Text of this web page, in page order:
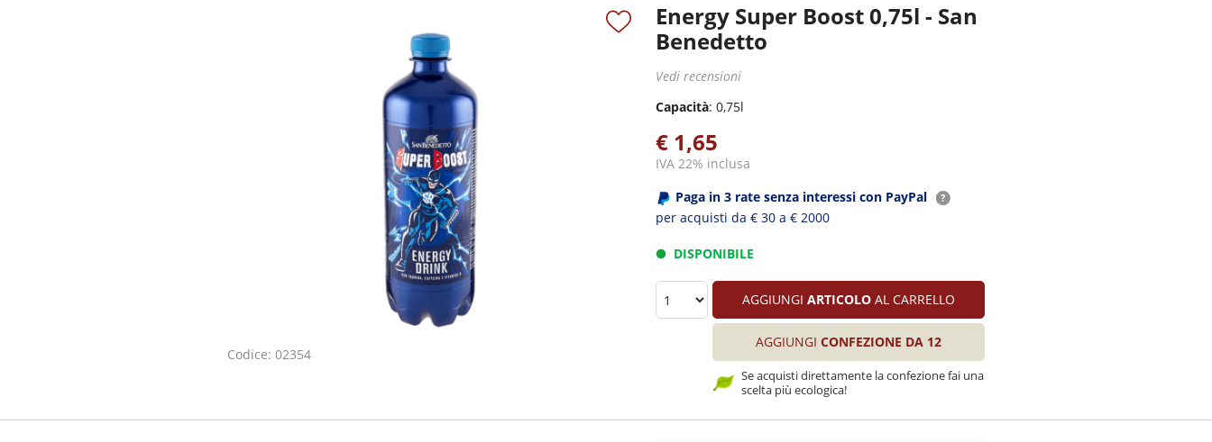
Codice: 02354
Energy Super Boost 0,75l - San
Benedetto
Vedi recensioni
Capacità: 0,75l
€ 1,65
IVA 22% inclusa
Paga in 3 rate senza interessi con PayPal
per acquisti da € 30 a € 2000
DISPONIBILE
AGGIUNGIARTICOLO AL CARRELLO
AGGIUNGICONFEZIONE DA 12
Se acquisti direttamente la confezione fai una
scelta più ecologica!